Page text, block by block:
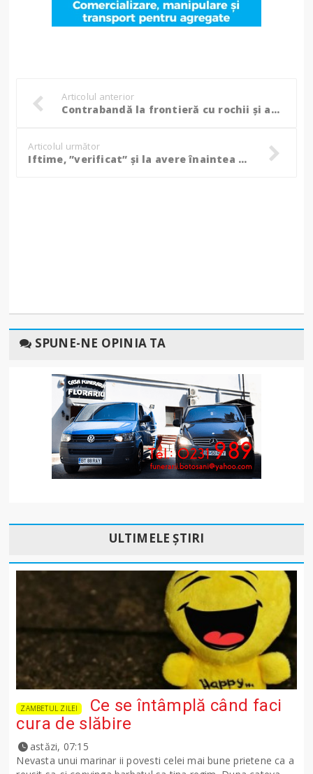
Articolul anterior
Contrabandă la frontieră cu rochii și accesorii de lux din Ucraina! (Foto)
Articolul următor
Iftime, ”verificat” și la avere înaintea Congresului PNL de astăzi!
SPUNE-NE OPINIA TA
ULTIMELE ȘTIRI
ZAMBETUL ZILEI
Ce se întâmplă când faci
cura de slăbire
astăzi, 07:15
Nevasta unui marinar ii povesti celei mai bune prietene ca a